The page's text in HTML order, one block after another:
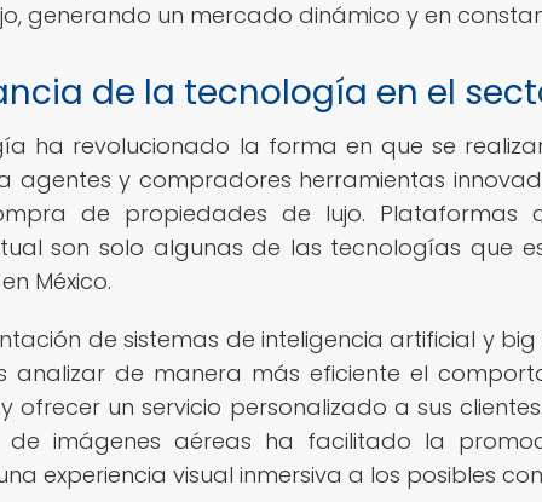
generando un mercado dinámico y en
de la tecnología en el
ha revolucionado la forma en que se
agentes y compradores herramientas
de propiedades de lujo. Plataformas
son solo algunas de las tecnologías que
México.
de sistemas de inteligencia artificial y
analizar de manera más eficiente el
ofrecer un servicio personalizado a sus
imágenes aéreas ha facilitado la
experiencia visual inmersiva a los posibles